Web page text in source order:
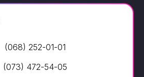
(068) 252-01-01
(073) 472-54-05